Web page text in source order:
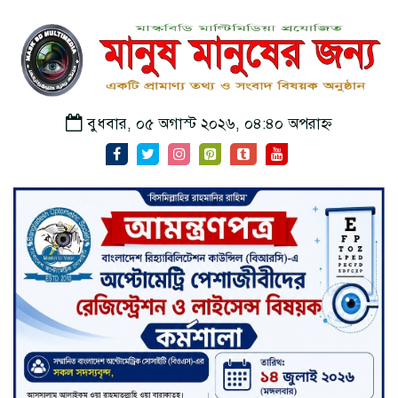
বুধবার, ০৫ অগাস্ট ২০২৬, ০৪:৪০ অপরাহ্ন